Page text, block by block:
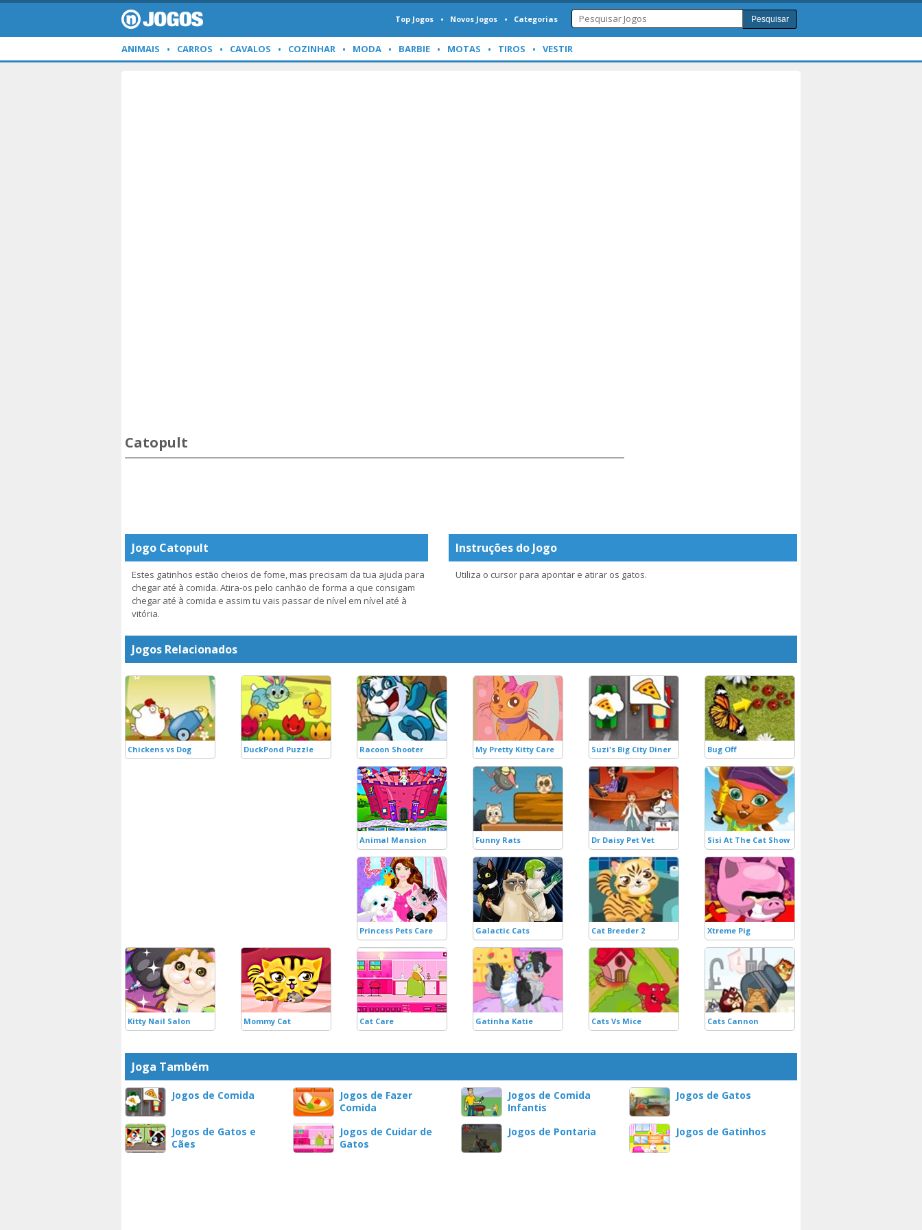
Top Jogos Novos Jogos Categorias Pesquisar
ANIMAIS CARROS CAVALOS COZINHAR MODA BARBIE MOTAS TIROS VESTIR
Catopult
Jogo Catopult
Estes gatinhos estão cheios de fome, mas precisam da tua ajuda para
chegar até à comida. Atira-os pelo canhão de forma a que consigam
chegar até à comida e assim tu vais passar de nível em nível até à
vitória.
Instruções do Jogo
Utiliza o cursor para apontar e atirar os gatos.
Jogos Relacionados
Chickens vs Dog DuckPond Puzzle Racoon Shooter My Pretty Kitty Care Suzi's Big City Diner Bug Off
Animal Mansion Funny Rats Dr Daisy Pet Vet Sisi At The Cat Show
Princess Pets Care Galactic Cats Cat Breeder 2 Xtreme Pig
Kitty Nail Salon Mommy Cat Cat Care Gatinha Katie Cats Vs Mice Cats Cannon
Joga Também
Jogos de Comida
Jogos de Fazer
Comida
Jogos de Comida
Infantis
Jogos de Gatos
Jogos de Gatos e
Cães
Jogos de Cuidar de
Gatos
Jogos de Pontaria Jogos de Gatinhos